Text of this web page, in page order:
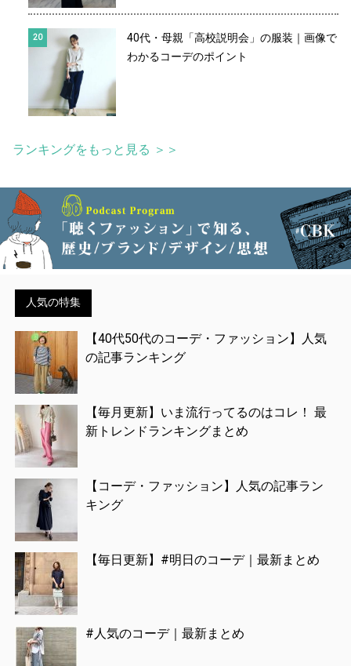
40代・母親「高校説明会」の服装｜画像で
わかるコーデのポイント
ランキングをもっと見る ＞＞
人気の特集
【40代50代のコーデ・ファッション】人気
の記事ランキング
【毎月更新】いま流行ってるのはコレ！ 最
新トレンドランキングまとめ
【コーデ・ファッション】人気の記事ラン
キング
【毎日更新】#明日のコーデ｜最新まとめ
#人気のコーデ｜最新まとめ